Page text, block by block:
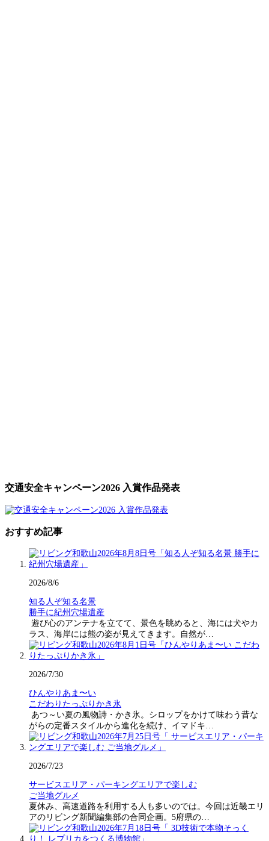
交通安全キャンペーン2026 入賞作品発表
おすすめ記事
2026/8/6
知る人ぞ知る名景
勝手に紀州穴場遺産
遊び心のアンテナを立てて、景色を眺めると、海には犬やカ
ラス、海岸には熊の姿が見えてきます。自然が…
2026/7/30
ひんやりあま〜い
こだわりたっぷりかき氷
あつ～い夏の風物詩・かき氷。シロップをかけて味わう昔な
がらの定番スタイルから進化を続け、イマドキ…
2026/7/23
サービスエリア・パーキングエリアで楽しむ
ご当地グルメ
夏休み、高速道路を利用する人も多いのでは。今回は近畿エリ
アのリビング新聞編集部の合同企画。5府県の…